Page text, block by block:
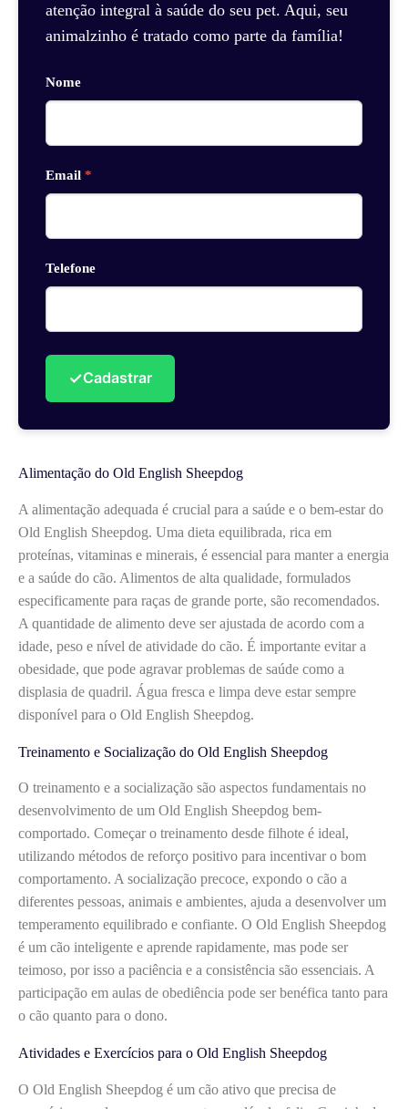
atenção integral à saúde do seu pet. Aqui, seu
animalzinho é tratado como parte da família!
Nome
Email *
Telefone
✓Cadastrar
Alimentação do Old English Sheepdog
A alimentação adequada é crucial para a saúde e o bem-estar do
Old English Sheepdog. Uma dieta equilibrada, rica em
proteínas, vitaminas e minerais, é essencial para manter a energia
e a saúde do cão. Alimentos de alta qualidade, formulados
especificamente para raças de grande porte, são recomendados.
A quantidade de alimento deve ser ajustada de acordo com a
idade, peso e nível de atividade do cão. É importante evitar a
obesidade, que pode agravar problemas de saúde como a
displasia de quadril. Água fresca e limpa deve estar sempre
disponível para o Old English Sheepdog.
Treinamento e Socialização do Old English Sheepdog
O treinamento e a socialização são aspectos fundamentais no
desenvolvimento de um Old English Sheepdog bem-
comportado. Começar o treinamento desde filhote é ideal,
utilizando métodos de reforço positivo para incentivar o bom
comportamento. A socialização precoce, expondo o cão a
diferentes pessoas, animais e ambientes, ajuda a desenvolver um
temperamento equilibrado e confiante. O Old English Sheepdog
é um cão inteligente e aprende rapidamente, mas pode ser
teimoso, por isso a paciência e a consistência são essenciais. A
participação em aulas de obediência pode ser benéfica tanto para
o cão quanto para o dono.
Atividades e Exercícios para o Old English Sheepdog
O Old English Sheepdog é um cão ativo que precisa de